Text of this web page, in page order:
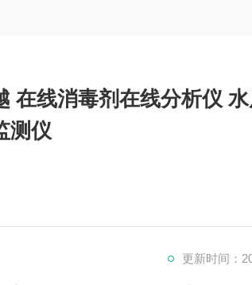
在线消毒剂在线分析仪
测仪
更新时间：